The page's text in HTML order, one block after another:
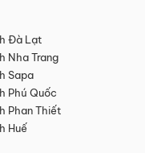
Đà Lạt
Nha Trang
Sapa
Phú Quốc
Phan Thiết
Huế